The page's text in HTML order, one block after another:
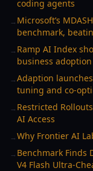
coding agents
→ Microsoft’s
benchmark,
→ Ramp AI Index
business adoption
→Adaption
tuning and co-
→ Restricted
AI Access
→Why Frontier AI
→ Benchmark Finds
V4 Flash Ultra-